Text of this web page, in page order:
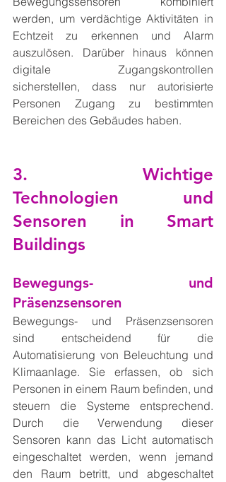
werden, um verdächtige Aktivitäten in
Echtzeit zu erkennen und Alarm
auszulösen. Darüber hinaus können
digitale Zugangskontrollen
sicherstellen, dass nur autorisierte
Personen Zugang zu bestimmten
Bereichen des Gebäudes haben.
3. Wichtige
Technologien und
Sensoren in Smart
Buildings
Bewegungs- und
Präsenzsensoren
Bewegungs- und Präsenzsensoren
sind entscheidend für die
Automatisierung von Beleuchtung und
Klimaanlage. Sie erfassen, ob sich
Personen in einem Raum befinden, und
steuern die Systeme entsprechend.
Durch die Verwendung dieser
Sensoren kann das Licht automatisch
eingeschaltet werden, wenn jemand
den Raum betritt, und abgeschaltet